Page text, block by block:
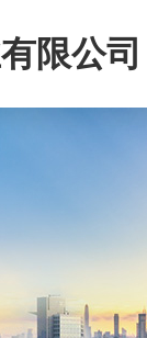
限公司